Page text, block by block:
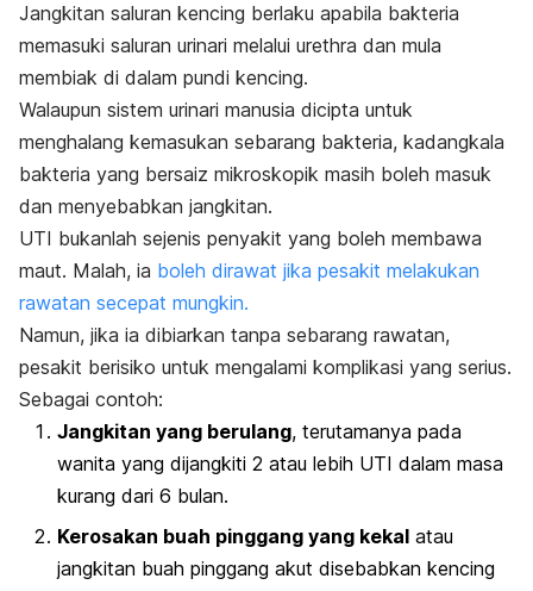
Jangkitan saluran kencing berlaku apabila bakteria
memasuki saluran urinari melalui urethra dan mula
membiak di dalam pundi kencing.
Walaupun sistem urinari manusia dicipta untuk
menghalang kemasukan sebarang bakteria, kadangkala
bakteria yang bersaiz mikroskopik masih boleh masuk
dan menyebabkan jangkitan.
UTI bukanlah sejenis penyakit yang boleh membawa
maut. Malah, ia boleh dirawat jika pesakit melakukan
rawatan secepat mungkin.
Namun, jika ia dibiarkan tanpa sebarang rawatan,
pesakit berisiko untuk mengalami komplikasi yang serius.
Sebagai contoh:
Jangkitan yang berulang, terutamanya pada
wanita yang dijangkiti 2 atau lebih UTI dalam masa
kurang dari 6 bulan.
Kerosakan buah pinggang yang kekal atau
jangkitan buah pinggang akut disebabkan kencing